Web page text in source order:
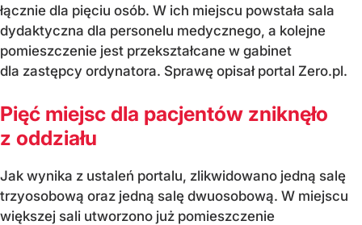
łącznie dla pięciu osób. W ich miejscu powstała sala
dydaktyczna dla personelu medycznego, a kolejne
pomieszczenie jest przekształcane w gabinet
dla zastępcy ordynatora. Sprawę opisał portal Zero.pl.
Pięć miejsc dla pacjentów zniknęło
z oddziału
Jak wynika z ustaleń portalu, zlikwidowano jedną salę
trzyosobową oraz jedną salę dwuosobową. W miejscu
większej sali utworzono już pomieszczenie